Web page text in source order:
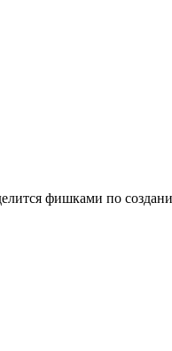
фишками по